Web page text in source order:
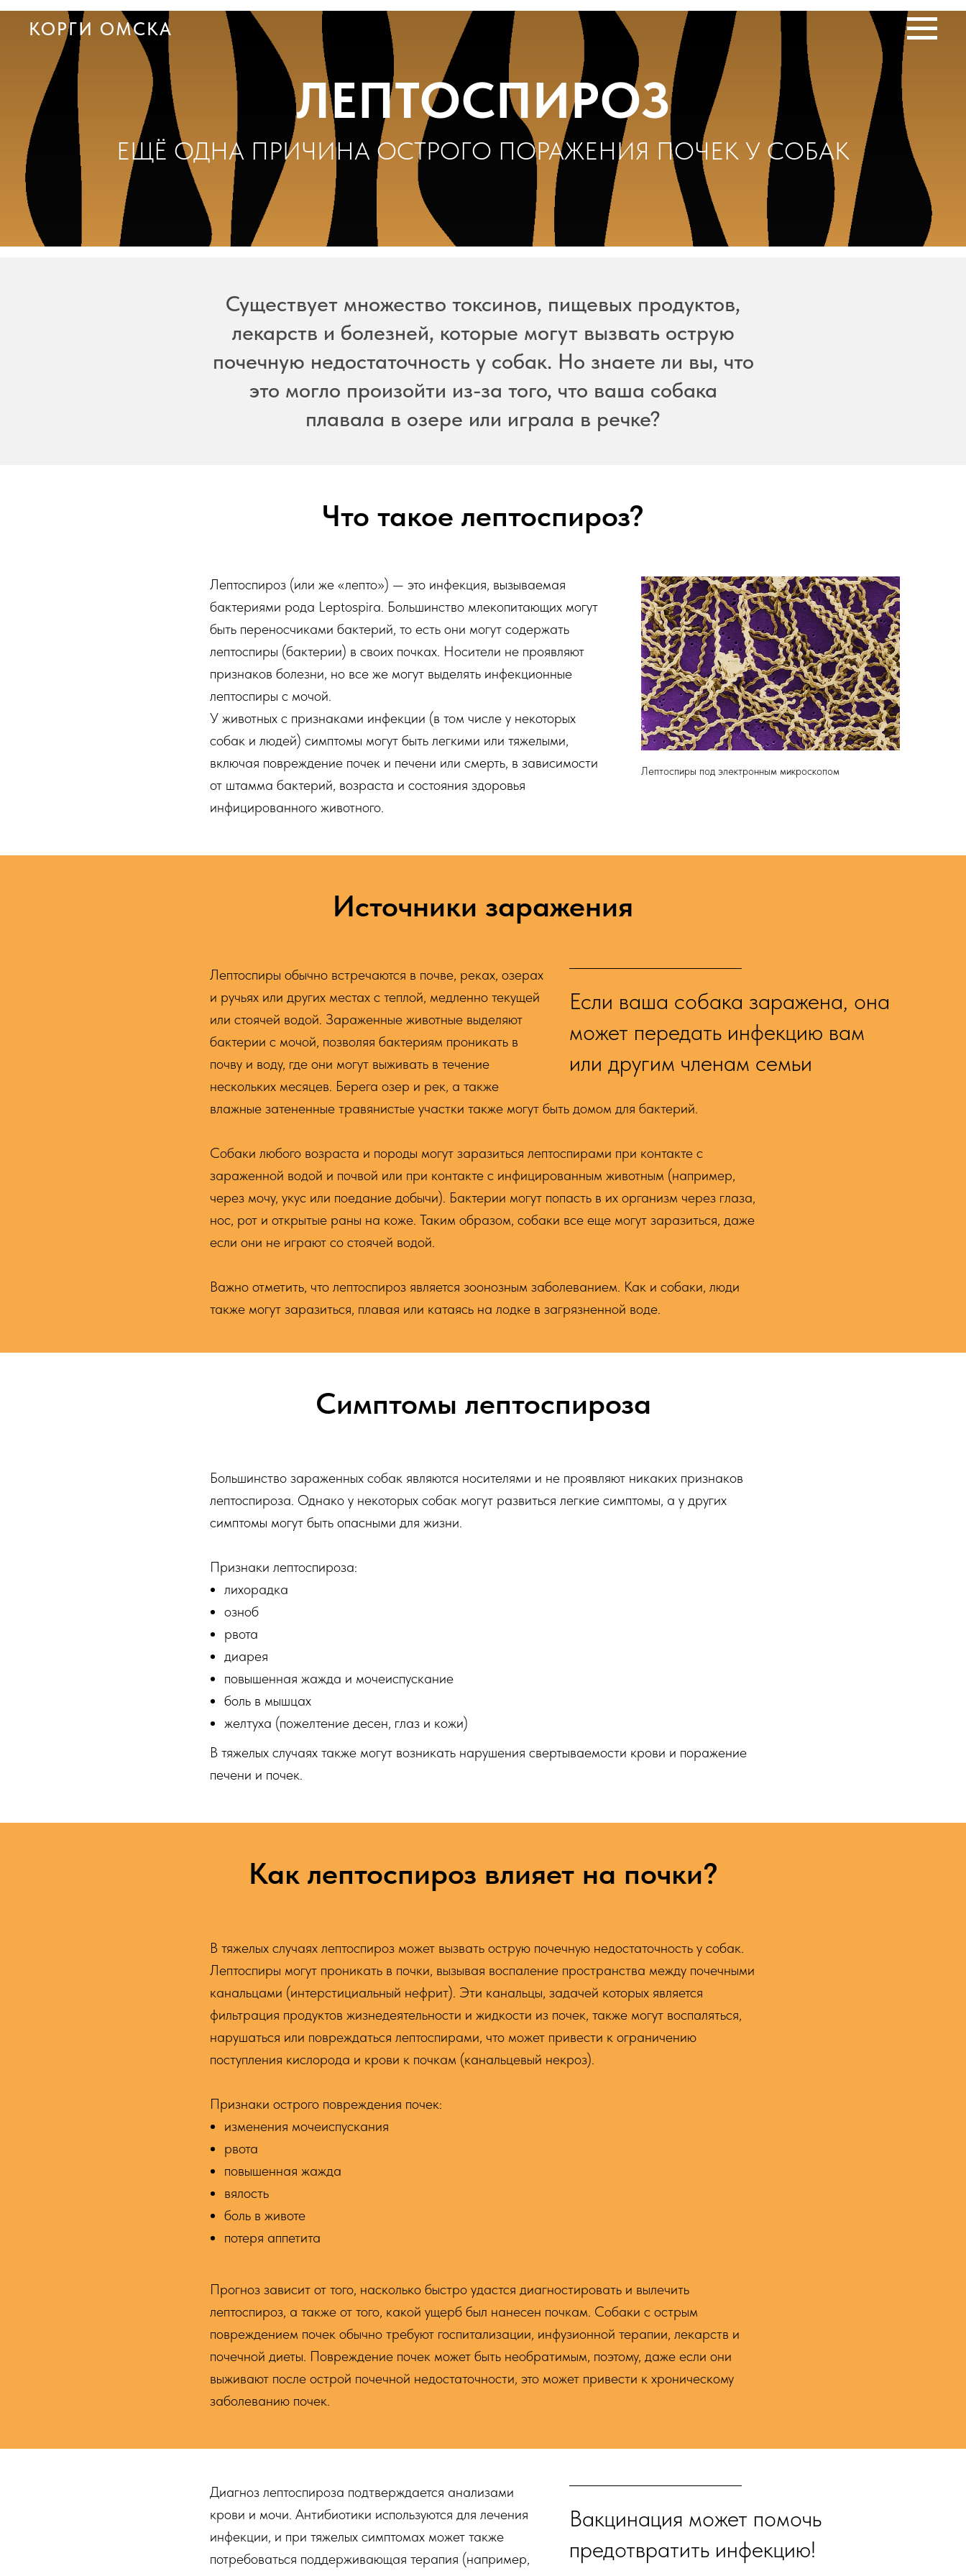
КОРГИ ОМСКА
ЛЕПТОСПИРОЗ
ЕЩЁ ОДНА ПРИЧИНА ОСТРОГО ПОРАЖЕНИЯ ПОЧЕК У СОБАК
Существует множество токсинов, пищевых продуктов,
лекарств и болезней, которые могут вызвать острую
почечную недостаточность у собак. Но знаете ли вы, что
это могло произойти из-за того, что ваша собака
плавала в озере или играла в речке?
Что такое лептоспироз?
Лептоспироз (или же «лепто») — это инфекция, вызываемая
бактериями рода Leptospira. Большинство млекопитающих могут
быть переносчиками бактерий, то есть они могут содержать
лептоспиры (бактерии) в своих почках. Носители не проявляют
признаков болезни, но все же могут выделять инфекционные
лептоспиры с мочой.
У животных с признаками инфекции (в том числе у некоторых
собак и людей) симптомы могут быть легкими или тяжелыми,
включая повреждение почек и печени или смерть, в зависимости
от штамма бактерий, возраста и состояния здоровья
инфицированного животного.
Лептоспиры под электронным микроскопом
Источники заражения
Если ваша собака заражена, она
может передать инфекцию вам
или другим членам семьи
Лептоспиры обычно встречаются в почве, реках, озерах
и ручьях или других местах с теплой, медленно текущей
или стоячей водой. Зараженные животные выделяют
бактерии с мочой, позволяя бактериям проникать в
почву и воду, где они могут выживать в течение
нескольких месяцев. Берега озер и рек, а также
влажные затененные травянистые участки также могут быть домом для бактерий.
Собаки любого возраста и породы могут заразиться лептоспирами при контакте с
зараженной водой и почвой или при контакте с инфицированным животным (например,
через мочу, укус или поедание добычи). Бактерии могут попасть в их организм через глаза,
нос, рот и открытые раны на коже. Таким образом, собаки все еще могут заразиться, даже
если они не играют со стоячей водой.
Важно отметить, что лептоспироз является зоонозным заболеванием. Как и собаки, люди
также могут заразиться, плавая или катаясь на лодке в загрязненной воде.
Симптомы лептоспироза
Большинство зараженных собак являются носителями и не проявляют никаких признаков
лептоспироза. Однако у некоторых собак могут развиться легкие симптомы, а у других
симптомы могут быть опасными для жизни.
Признаки лептоспироза:
лихорадка
озноб
рвота
диарея
повышенная жажда и мочеиспускание
боль в мышцах
желтуха (пожелтение десен, глаз и кожи)
В тяжелых случаях также могут возникать нарушения свертываемости крови и поражение
печени и почек.
Как лептоспироз влияет на почки?
В тяжелых случаях лептоспироз может вызвать острую почечную недостаточность у собак.
Лептоспиры могут проникать в почки, вызывая воспаление пространства между почечными
канальцами (интерстициальный нефрит). Эти канальцы, задачей которых является
фильтрация продуктов жизнедеятельности и жидкости из почек, также могут воспаляться,
нарушаться или повреждаться лептоспирами, что может привести к ограничению
поступления кислорода и крови к почкам (канальцевый некроз).
Признаки острого повреждения почек:
изменения мочеиспускания
рвота
повышенная жажда
вялость
боль в животе
потеря аппетита
Прогноз зависит от того, насколько быстро удастся диагностировать и вылечить
лептоспироз, а также от того, какой ущерб был нанесен почкам. Собаки с острым
повреждением почек обычно требуют госпитализации, инфузионной терапии, лекарств и
почечной диеты. Повреждение почек может быть необратимым, поэтому, даже если они
выживают после острой почечной недостаточности, это может привести к хроническому
заболеванию почек.
Вакцинация может помочь
предотвратить инфекцию!
Диагноз лептоспироза подтверждается анализами
крови и мочи. Антибиотики используются для лечения
инфекции, и при тяжелых симптомах может также
потребоваться поддерживающая терапия (например,